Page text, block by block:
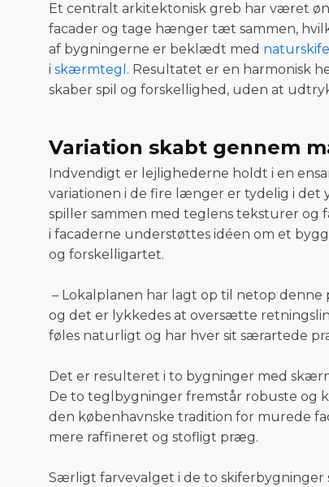
Et centralt arkitektonisk greb har været
facader og tage hænger tæt sammen,
af bygningerne er beklædt med
i skærmtegl . Resultatet er en harmonisk
skaber spil og forskellighed, uden at
Variation skabt gennem
Indvendigt er lejlighederne holdt i en
variationen i de fire længer er tydelig i det
spiller sammen med teglens teksturer og
i facaderne understøttes idéen om et
og forskelligartet.
– Lokalplanen har lagt op til netop denne
og det er lykkedes at oversætte
føles naturligt og har hver sit særartede
Det er resulteret i to bygninger med
De to teglbygninger fremstår robuste og
den københavnske tradition for murede
mere raffineret og stofligt præg.
Særligt farvevalget i de to skiferbygninger